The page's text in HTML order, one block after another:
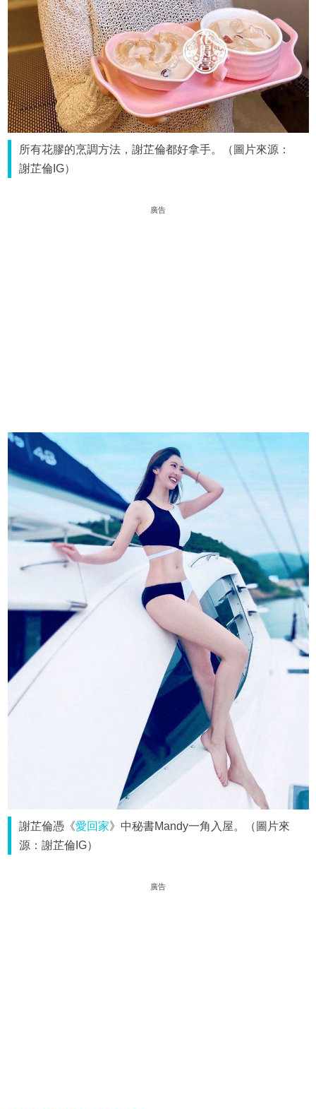
所有花膠的烹調方法，謝芷倫都好拿手。（圖片來源：
謝芷倫IG）
廣告
謝芷倫憑《愛回家》中秘書Mandy一角入屋。（圖片來
源：謝芷倫IG）
廣告